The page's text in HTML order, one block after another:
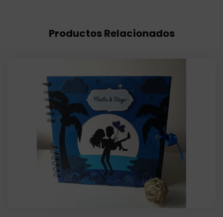
Productos Relacionados